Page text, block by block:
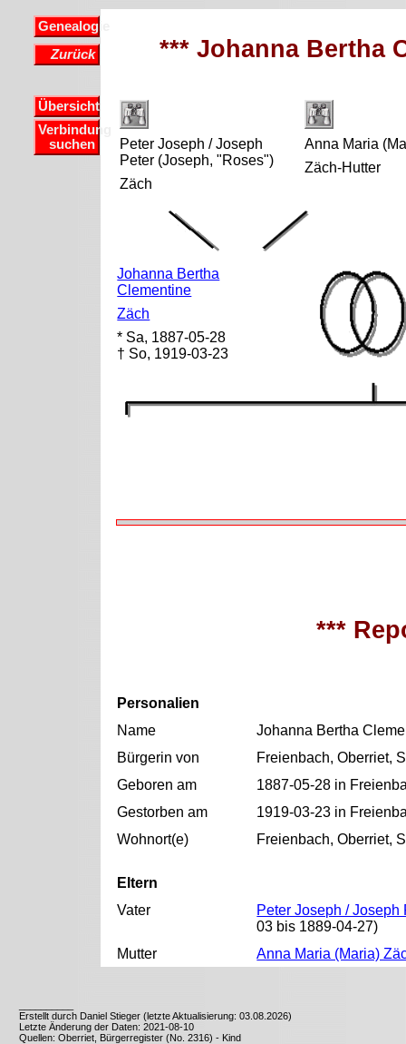
Genealogie
Zurück
Übersicht
Verbindung
suchen
*** Johanna Bertha
Peter Joseph / Joseph
Peter (Joseph, "Roses")
Zäch
Anna Maria
Zäch-Hutter
Johanna Bertha
Clementine
Zäch
* Sa, 1887-05-28
† So, 1919-03-23
***
Personalien
Name
Johanna Bertha
Bürgerin von
Freienbach, Oberriet,
Geboren am
1887-05-28 in
Gestorben am
1919-03-23 in
Wohnort(e)
Freienbach, Oberriet,
Eltern
Vater
Peter Joseph /
03 bis 1889-04-27)
Mutter
Anna Maria (Maria)
Erstellt durch Daniel Stieger (letzte Aktualisierung: 03.08.2026)
Letzte Änderung der Daten: 2021-08-10
Quellen: Oberriet, Bürgerregister (No. 2316) - Kind